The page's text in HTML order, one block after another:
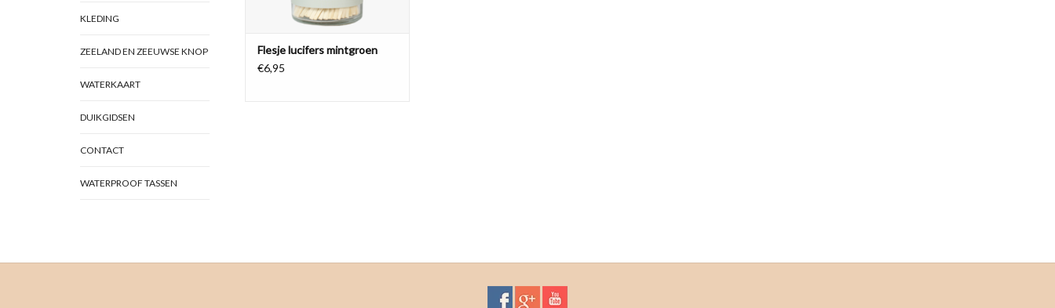
KLEDING
ZEELAND EN ZEEUWSE KNOP
WATERKAART
DUIKGIDSEN
CONTACT
WATERPROOF TASSEN
Flesje lucifers mintgroen
€6,95